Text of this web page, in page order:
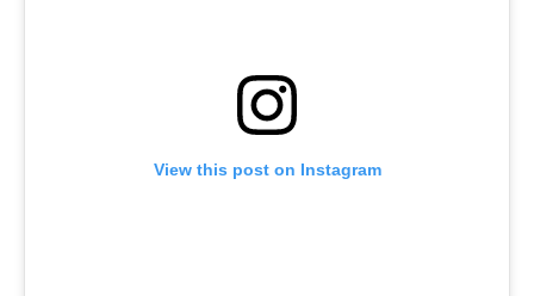
View this post on Instagram